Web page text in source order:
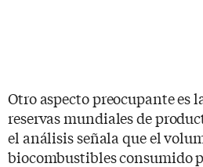
Otro aspecto preocupante es
reservas mundiales de
el análisis señala que el
biocombustibles consumido